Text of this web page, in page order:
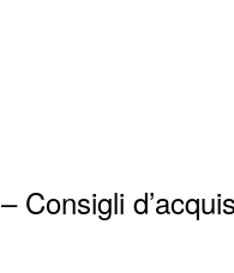
Consigli